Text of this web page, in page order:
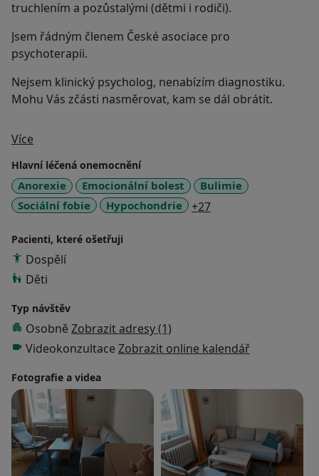
truchlením a pozůstalými (dětmi i rodiči).
Jsem řádným členem České asociace pro
psychoterapii.
Nejsem klinický psycholog, nenabízím diagnostiku.
Mohu Vás zčásti nasměrovat, kam se dál obrátit.
Více
Hlavní léčená onemocnění
Anorexie Emocionální bolest
Bulimie
Sociální fobie
Hypochondrie +27
Pacienti, které ošetřuji
Dospělí
Děti
Typ návštěv
Osobně Zobrazit adresy (1)
Videokonzultace Zobrazit online kalendář
Fotografie a videa